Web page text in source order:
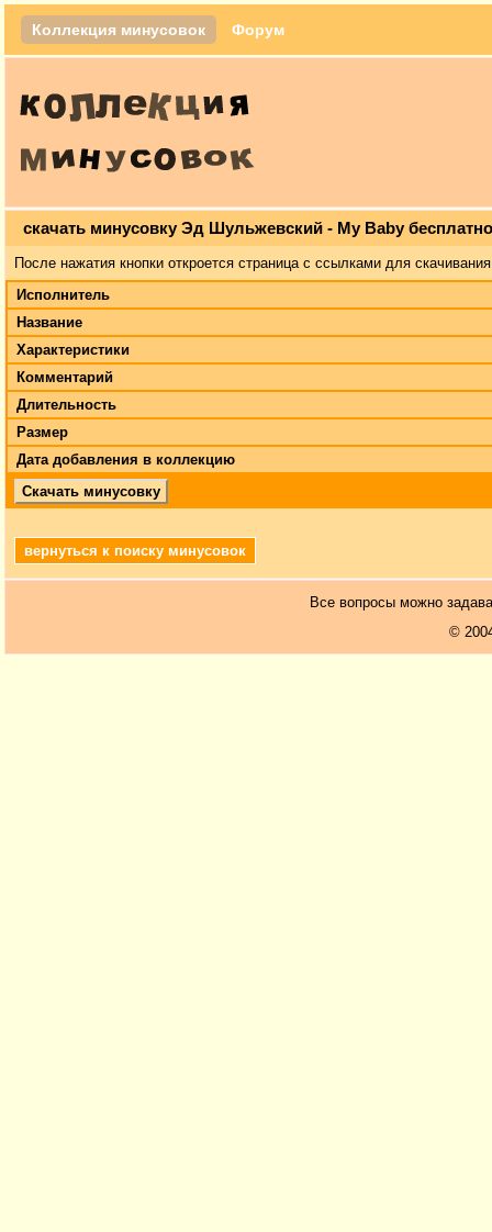
Коллекция минусовок Форум
скачать минусовку Эд Шульжевский - My Baby бесплатно
После нажатия кнопки откроется страница с ссылками для
Исполнитель
Название
Характеристики
Комментарий
Длительность
Размер
Дата добавления в коллекцию
Скачать минусовку
вернуться к поиску минусовок
Все вопросы можно
©